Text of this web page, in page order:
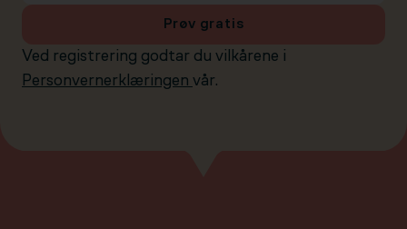
Ved registrering godtar du vilkårene i
Personvernerklæringen vår.
Prøv gratis